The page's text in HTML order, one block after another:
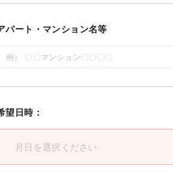
パート・マンション名等
望日時：